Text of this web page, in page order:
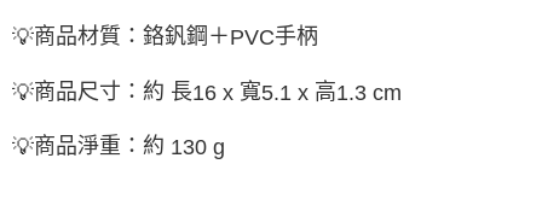
💡商品材質：鉻釩鋼＋PVC手柄
💡商品尺寸：約 長16 x 寬5.1 x 高1.3 cm
💡商品淨重：約 130 g